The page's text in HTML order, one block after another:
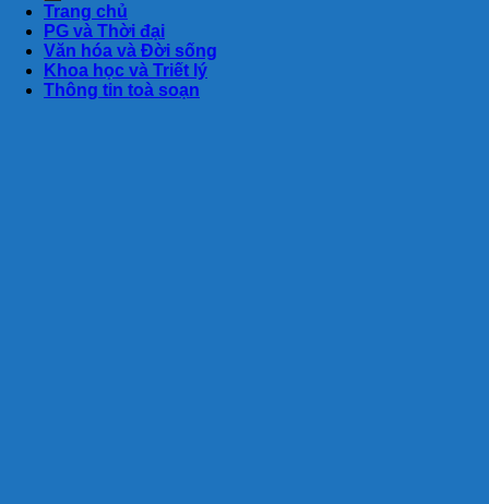
Trang chủ
PG và Thời đại
Văn hóa và Đời sống
Khoa học và Triết lý
Thông tin toà soạn